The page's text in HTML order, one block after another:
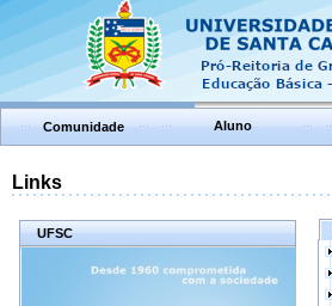
Comunidade Aluno
Links
UFSC